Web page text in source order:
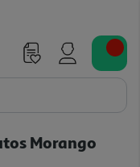
Morango